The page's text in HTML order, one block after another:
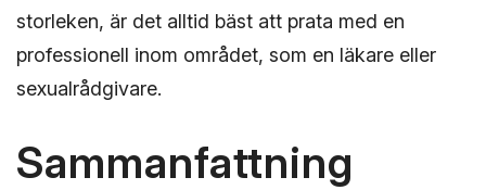
storleken, är det alltid bäst att prata med en
professionell inom området, som en läkare eller
sexualrådgivare.
Sammanfattning